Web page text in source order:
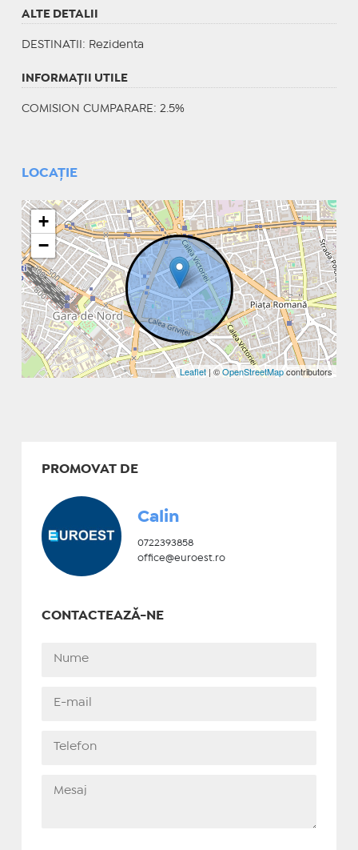
ALTE DETALII
DESTINATII : Rezidenta
INFORMAŢII UTILE
COMISION CUMPARARE: 2.5%
LOCAȚIE
+
−
Leaflet | ©OpenStreetMapcontributors
PROMOVAT DE
Calin
0722393858
office@euroest.ro
CONTACTEAZĂ-NE